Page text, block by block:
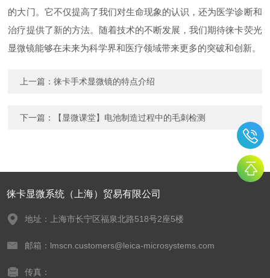
的大门。它不仅提高了我们对生命现象的认识，还为医学诊断和
治疗提供了新的方法。随着技术的不断发展，我们期待徕卡荧光
显微镜能够在未来为科学界和医疗领域带来更多的突破和创新。
上一篇：徕卡手术显微镜的特点介绍
下一篇： 【显微课堂】电池制造过程中的毛刺检测
徕卡显微系统（上海）贸易有限公司
地址：上海市长宁区福泉北路518号2座5楼
邮箱：lmscn.customers@leica-microsystems.com
传真：